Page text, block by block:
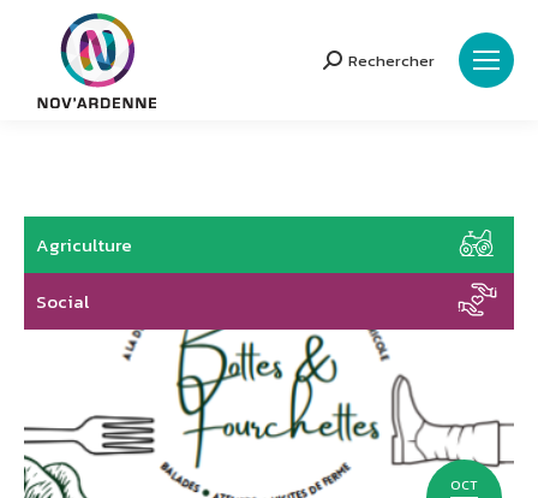
Search:
Rechercher
OCT
Agriculture
Social